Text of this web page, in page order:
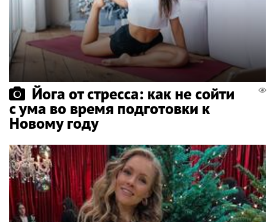
Йога от стресса: как не сойти
с ума во время подготовки к
Новому году